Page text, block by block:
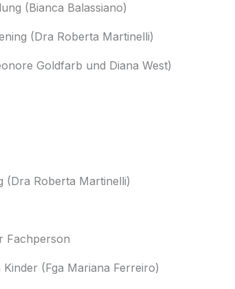
(Bianca Balassiano)
(Dra Roberta Martinelli)
Goldfarb und Diana West)
(Dra Roberta Martinelli)
Fachperson
(Fga Mariana Ferreiro)